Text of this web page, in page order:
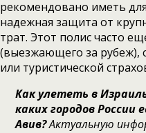
рекомендовано иметь
надежная защита от
трат. Этот полис часто
(выезжающего за рубеж),
или туристической
Как улететь в
каких городов России
Авив?Актуальную